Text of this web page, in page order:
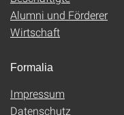
Alumni und Förderer
Wirtschaft
Formalia
Impressum
Datenschutz